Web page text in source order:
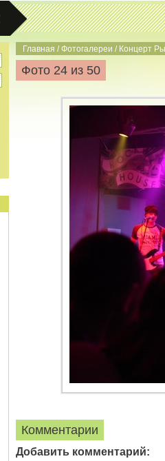
Главная /Фотогалереи / Концерт
Фото 24 из 50
Комментарии
Добавить комментарий: